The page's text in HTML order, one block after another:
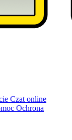
Czat online
Ochrona